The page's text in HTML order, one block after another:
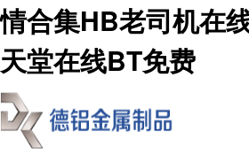
情合集HB老司机在
天堂在线BT免费